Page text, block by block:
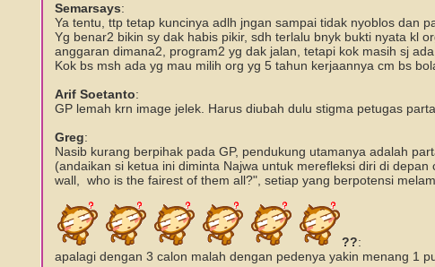
Semarsays:
Ya tentu, ttp tetap kuncinya adlh jngan sampai tidak nyoblos dan
Yg benar2 bikin sy dak habis pikir, sdh terlalu bnyk bukti nyata kl
anggaran dimana2, program2 yg dak jalan, tetapi kok masih sj
Kok bs msh ada yg mau milih org yg 5 tahun kerjaannya cm bs
Arif Soetanto:
GP lemah krn image jelek. Harus diubah dulu stigma petugas
Greg:
Nasib kurang berpihak pada GP, pendukung utamanya adalah
(andaikan si ketua ini diminta Najwa untuk merefleksi diri di
wall, who is the fairest of them all?", setiap yang berpotensi
??:
apalagi dengan 3 calon malah dengan pedenya yakin menang 1